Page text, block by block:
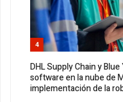
4
DHL Supply Chain y
software en la nube de
implementación de la